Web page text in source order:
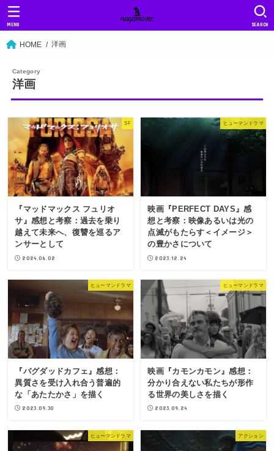
SEARCH
MENU
HOME 洋画
洋画
SF
『マッドマックス フュリオ
サ』感想と考察：過去を乗り
越えて未来へ、復讐を巡るア
ンサーとして
2024.06.02
ヒューマンドラマ
映画『PERFECT DAYS』感
想と考察：映像あるいは光の
点滅がもたらす＜イメージ＞
の豊かさについて
2023.12.24
ヒューマンドラマ
『バグダッドカフェ』感想：
異質さを受け入れ合う普遍的
な「あたたかさ」を描く
2023.09.30
ヒューマンドラマ
映画『カモンカモン』感想：
分かり合えない私たちが形作
る世界の美しさを描く
2023.09.24
ヒューマンドラマ アクション